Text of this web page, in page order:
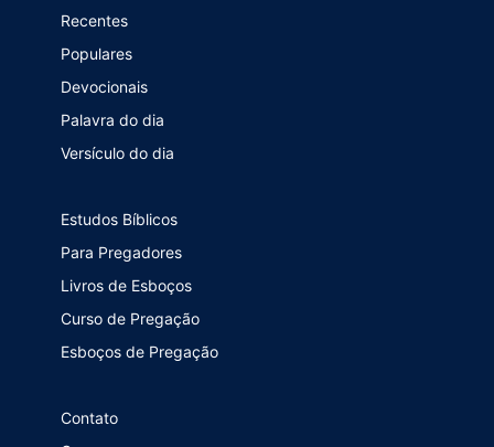
Recentes
Populares
Devocionais
Palavra do dia
Versículo do dia
Estudos Bíblicos
Para Pregadores
Livros de Esboços
Curso de Pregação
Esboços de Pregação
Contato